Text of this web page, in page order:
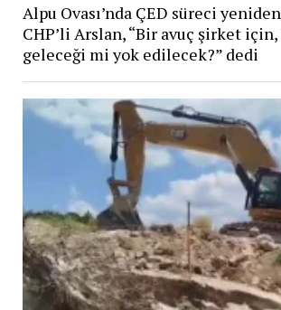
Alpu Ovası’nda ÇED süreci
CHP’li Arslan, “Bir avuç şirket
geleceği mi yok edilecek?” dedi